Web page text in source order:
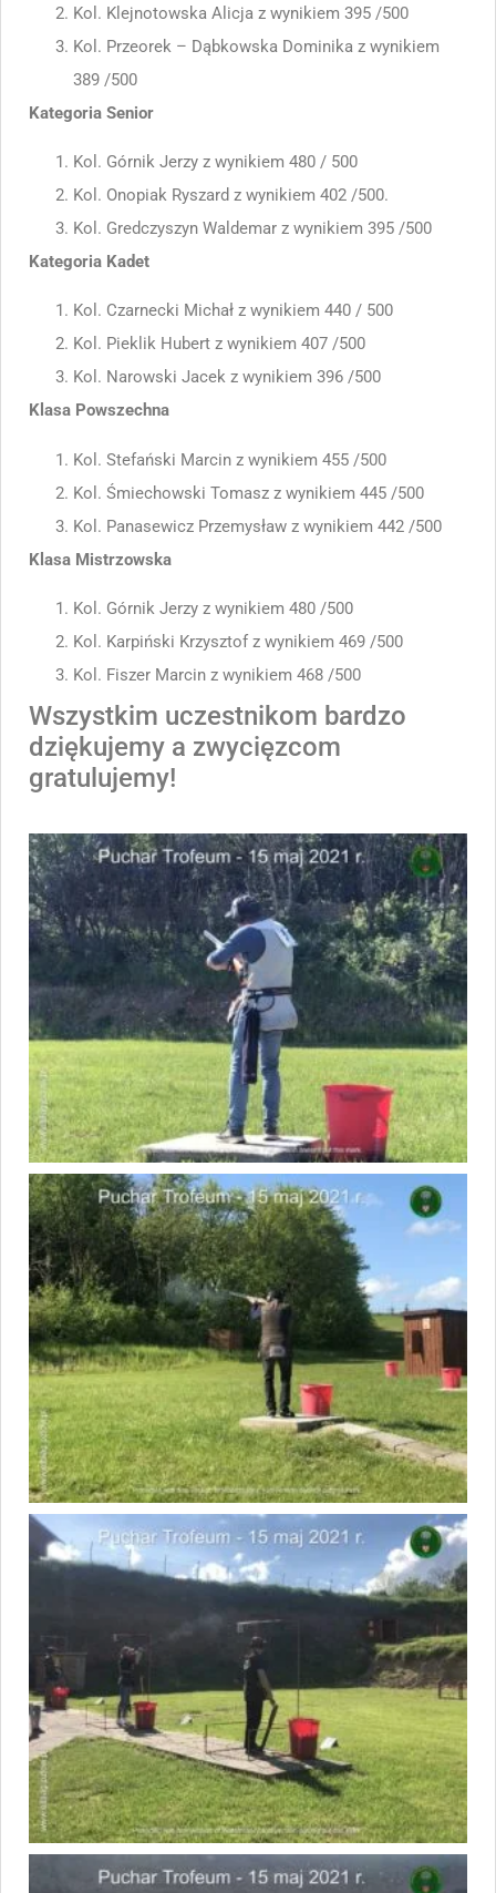
Kol. Klejnotowska Alicja z wynikiem 395 /500
Kol. Przeorek – Dąbkowska Dominika z wynikiem
389 /500
Kategoria Senior
Kol. Górnik Jerzy z wynikiem 480 / 500
Kol. Onopiak Ryszard z wynikiem 402 /500.
Kol. Gredczyszyn Waldemar z wynikiem 395 /500
Kategoria Kadet
Kol. Czarnecki Michał z wynikiem 440 / 500
Kol. Pieklik Hubert z wynikiem 407 /500
Kol. Narowski Jacek z wynikiem 396 /500
Klasa Powszechna
Kol. Stefański Marcin z wynikiem 455 /500
Kol. Śmiechowski Tomasz z wynikiem 445 /500
Kol. Panasewicz Przemysław z wynikiem 442 /500
Klasa Mistrzowska
Kol. Górnik Jerzy z wynikiem 480 /500
Kol. Karpiński Krzysztof z wynikiem 469 /500
Kol. Fiszer Marcin z wynikiem 468 /500
Wszystkim uczestnikom bardzo
dziękujemy a zwycięzcom
gratulujemy!